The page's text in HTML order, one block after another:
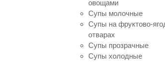
овощами
Супы молочные
Супы на фруктово-
отварах
Супы прозрачные
Супы холодные